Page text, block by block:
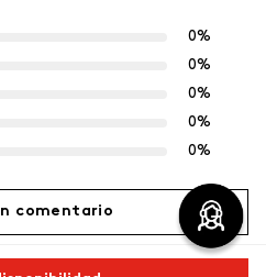
0%
0%
0%
0%
0%
comentario